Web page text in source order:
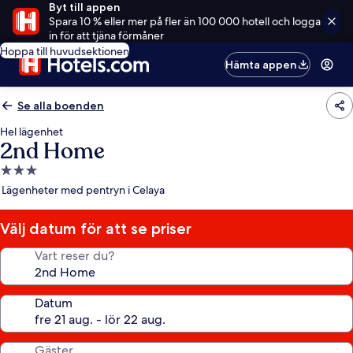
Byt till appen
Spara 10 % eller mer på fler än 100 000 hotell och logga
in för att tjäna förmåner
Hoppa till huvudsektionen
Hämta appen
Se alla boenden
Hel lägenhet
2nd Home
3.0-
stjärnigt
Lägenheter med pentryn i Celaya
Välj datum för att se priser
Vart reser du?
Datum